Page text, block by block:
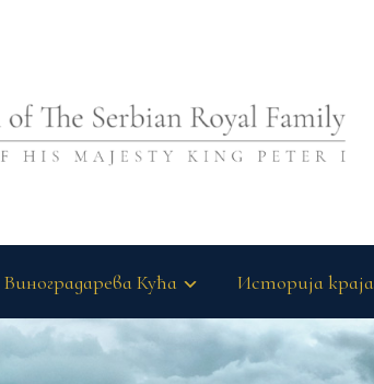
Виноградарева Кућа Историја краја